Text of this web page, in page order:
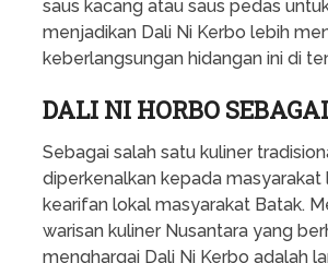
saus kacang atau saus pedas
menjadikan Dali Ni Kerbo lebih
keberlangsungan hidangan ini di
DALI NI HORBO
Sebagai salah satu kuliner
diperkenalkan kepada
kearifan lokal masyarakat Batak.
warisan kuliner Nusantara yang
menghargai Dali Ni Kerbo adalah